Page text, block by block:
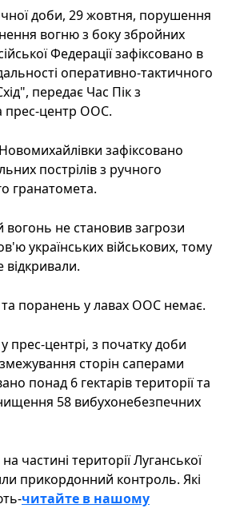
доби, 29 жовтня, порушення
вогню з боку збройних
Федерації зафіксовано в
оперативно-тактичного
передає Час Пік з
прес-центр ООС.
зафіксовано
пострілів з ручного
гранатомета.
вогонь не становив загрози
українських військових, тому
поранень у лавах ООС немає.
прес-центрі, з початку доби
сторін саперами
понад 6 гектарів території та
58 вибухонебезпечних
частині території Луганської
прикордонний контроль. Які
читайте в нашому